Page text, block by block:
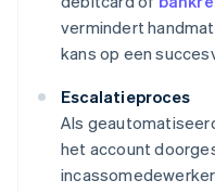
vermindert
kans op een
Escalatieproces
Als
het account